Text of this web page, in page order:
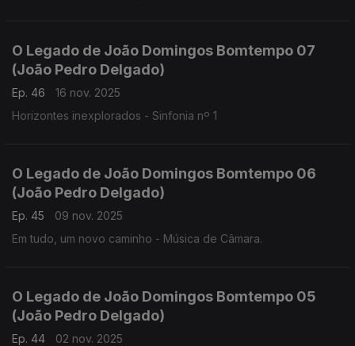
O Legado de João Domingos Bomtempo 07
(João Pedro Delgado)
Ep. 46
16 nov. 2025
Horizontes inexplorados - Sinfonia nº 1
O Legado de João Domingos Bomtempo 06
(João Pedro Delgado)
Ep. 45
09 nov. 2025
Em tudo, um novo caminho - Música de Câmara.
O Legado de João Domingos Bomtempo 05
(João Pedro Delgado)
Ep. 44
02 nov. 2025